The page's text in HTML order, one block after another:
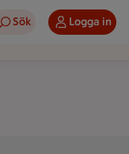
Sök Logga in